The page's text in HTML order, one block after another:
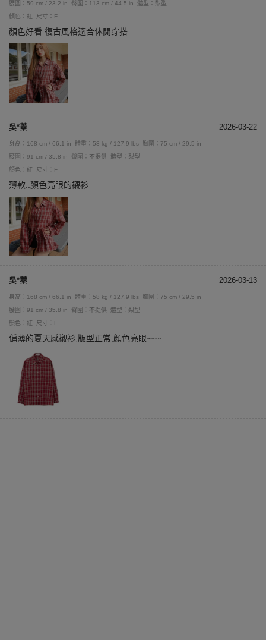
腰圍：59 cm / 23.2 in
臀圍：113 cm / 44.5 in
體型：梨型
顏色：紅
尺寸：F
顏色好看 復古風格適合休閒穿搭
吳*蓁 2026-03-22
身高：168 cm / 66.1 in 體重：58 kg / 127.9 lbs
胸圍：75 cm / 29.5 in
腰圍：91 cm / 35.8 in
臀圍：不提供
體型：梨型
顏色：紅
尺寸：F
薄款..顏色亮眼的襯衫
吳*蓁 2026-03-13
身高：168 cm / 66.1 in 體重：58 kg / 127.9 lbs
胸圍：75 cm / 29.5 in
腰圍：91 cm / 35.8 in
臀圍：不提供
體型：梨型
顏色：紅
尺寸：F
偏薄的夏天感襯衫,版型正常,顏色亮眼~~~